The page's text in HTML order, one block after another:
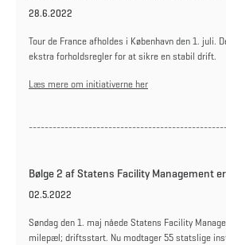
28.6.2022
Tour de France afholdes i København den 1. juli.
ekstra forholdsregler for at sikre en stabil drift.
Læs mere om initiativerne her
Bølge 2 af Statens Facility Management
02.5.2022
Søndag den 1. maj nåede Statens Facility
milepæl; driftsstart. Nu modtager 55 statslige